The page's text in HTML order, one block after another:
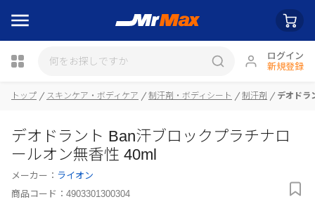
ログイン
新規登録
瓶詰
トップ スキンケア・ボディケア 制汗剤・ボディシート 制汗剤 デオドラ
デオドラント Ban汗ブロックプラチナロ
ールオン無香性 40ml
メーカー： ライオン
商品コード： 4903301300304